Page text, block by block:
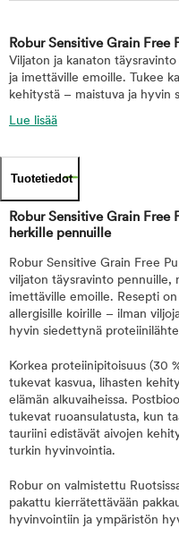
Robur Sensitive Grain Free
Viljaton ja kanaton
ja imettäville emoille. Tukee
kehitystä – maistuva ja hyvin
Lue lisää
Tuotetiedot
Robur Sensitive Grain
herkille pennuille
Robur Sensitive Grain Free
viljaton täysravinto pennuille,
imettäville emoille. Resepti
allergisille koirille – ilman
hyvin siedettynä
Korkea proteiinipitoisuus (30
tukevat kasvua, lihasten
elämän alkuvaiheissa.
tukevat ruoansulatusta, kun
tauriini edistävät aivojen
turkin hyvinvointia.
Robur on valmistettu
pakattu kierrätettävään
hyvinvointiin ja ympäristön